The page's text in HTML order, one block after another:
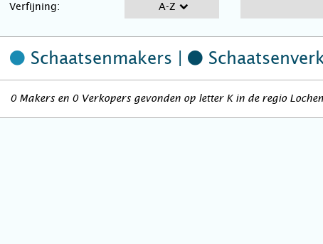
Verfijning: A-Z
Schaatsenmakers |
0 Makers en 0 Verkopers gevonden op letter K in de regio